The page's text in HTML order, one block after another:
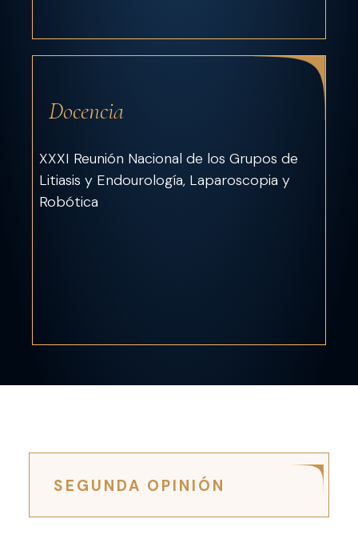
Docencia
XXXI Reunión Nacional de los Grupos de
Litiasis y Endourología, Laparoscopia y
Robótica
SEGUNDA OPINIÓN